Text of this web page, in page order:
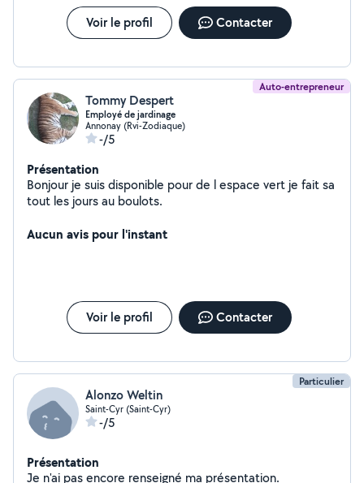
Voir le profil Contacter
Auto-entrepreneur
Tommy Despert
Employé de jardinage
Annonay (Rvi-Zodiaque)
-/5
Présentation
Bonjour je suis disponible pour de l espace vert je fait sa
tout les jours au boulots.
Aucun avis pour l'instant
Voir le profil Contacter
Particulier
Alonzo Weltin
Saint-Cyr (Saint-Cyr)
-/5
Présentation
Je n'ai pas encore renseigné ma présentation.